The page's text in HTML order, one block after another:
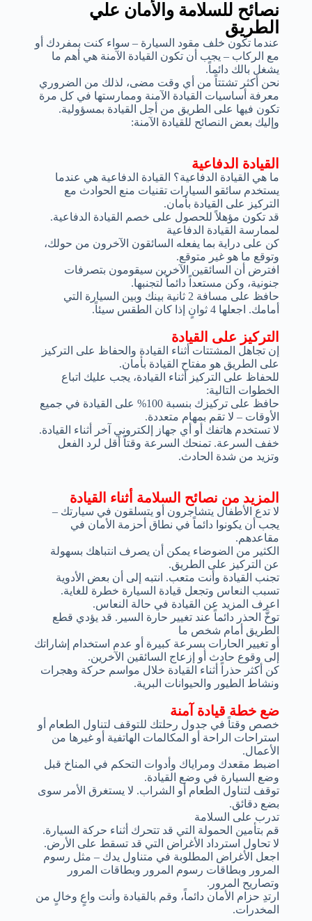
نصائح للسلامة والأمان علي
الطريق
عندما تكون خلف مقود السيارة – سواء كنت بمفردك أو
مع الركاب – يجب أن تكون القيادة الآمنة هي أهم ما
يشغل بالك دائماً.
نحن أكثر تشتتاً من أي وقت مضى، لذلك من الضروري
معرفة أساسيات القيادة الآمنة وممارستها في كل مرة
تكون فيها على الطريق من أجل القيادة بمسؤولية.
وإليك بعض النصائح للقيادة الآمنة:
التركيز على القيادة
إن تجاهل المشتتات أثناء القيادة والحفاظ على التركيز
على الطريق هو مفتاح القيادة بأمان.
للحفاظ على التركيز أثناء القيادة، يجب عليك اتباع
الخطوات التالية:
حافظ على تركيزك بنسبة 100% على القيادة في جميع
الأوقات – لا تقم بمهام متعددة.
لا تستخدم هاتفك أو أي جهاز إلكتروني آخر أثناء القيادة.
خفف السرعة. تمنحك السرعة وقتاً أقل لرد الفعل
وتزيد من شدة الحادث.
القيادة الدفاعية
ما هي القيادة الدفاعية؟ القيادة الدفاعية هي عندما
يستخدم سائقو السيارات تقنيات منع الحوادث مع
التركيز على القيادة بأمان.
قد تكون مؤهلاً للحصول على خصم القيادة الدفاعية.
لممارسة القيادة الدفاعية
كن على دراية بما يفعله السائقون الآخرون من حولك،
وتوقع ما هو غير متوقع.
افترض أن السائقين الآخرين سيقومون بتصرفات
جنونية، وكن مستعداً دائماً لتجنبها.
حافظ على مسافة 2 ثانية بينك وبين السيارة التي
أمامك. اجعلها 4 ثوانٍ إذا كان الطقس سيئاً.
ضع خطة قيادة آمنة
خصص وقتاً في جدول رحلتك للتوقف لتناول الطعام أو
استراحات الراحة أو المكالمات الهاتفية أو غيرها من
الأعمال.
اضبط مقعدك ومراياك وأدوات التحكم في المناخ قبل
وضع السيارة في وضع القيادة.
توقف لتناول الطعام أو الشراب. لا يستغرق الأمر سوى
بضع دقائق.
تدرب على السلامة
قم بتأمين الحمولة التي قد تتحرك أثناء حركة السيارة.
لا تحاول استرداد الأغراض التي قد تسقط على الأرض.
اجعل الأغراض المطلوبة في متناول يدك – مثل رسوم
المرور وبطاقات رسوم المرور وبطاقات المرور
وتصاريح المرور.
ارتدِ حزام الأمان دائماً، وقم بالقيادة وأنت واعٍ وخالٍ من
المخدرات.
المزيد من نصائح السلامة أثناء القيادة
لا تدع الأطفال يتشاجرون أو يتسلقون في سيارتك –
يجب أن يكونوا دائماً في نطاق أحزمة الأمان في
مقاعدهم.
الكثير من الضوضاء يمكن أن يصرف انتباهك بسهولة
عن التركيز على الطريق.
تجنب القيادة وأنت متعب. انتبه إلى أن بعض الأدوية
تسبب النعاس وتجعل قيادة السيارة خطرة للغاية.
اعرف المزيد عن القيادة في حالة النعاس.
توخَّ الحذر دائماً عند تغيير حارة السير. قد يؤدي قطع
الطريق أمام شخص ما
أو تغيير الحارات بسرعة كبيرة أو عدم استخدام إشاراتك
إلى وقوع حادث أو إزعاج السائقين الآخرين.
كن أكثر حذراً أثناء القيادة خلال مواسم حركة وهجرات
ونشاط الطيور والحيوانات البرية.